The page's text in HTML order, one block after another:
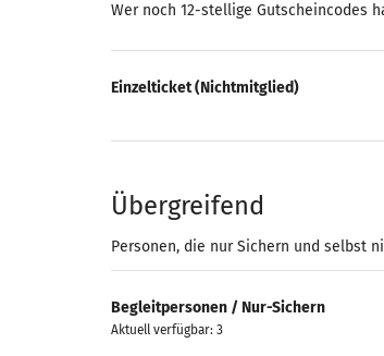
Wer noch 12-stellige Gutscheincodes
Einzelticket (Nichtmitglied)
Übergreifend
Personen, die nur Sichern und selbst
Begleitpersonen / Nur-Sichern
Aktuell verfügbar: 3